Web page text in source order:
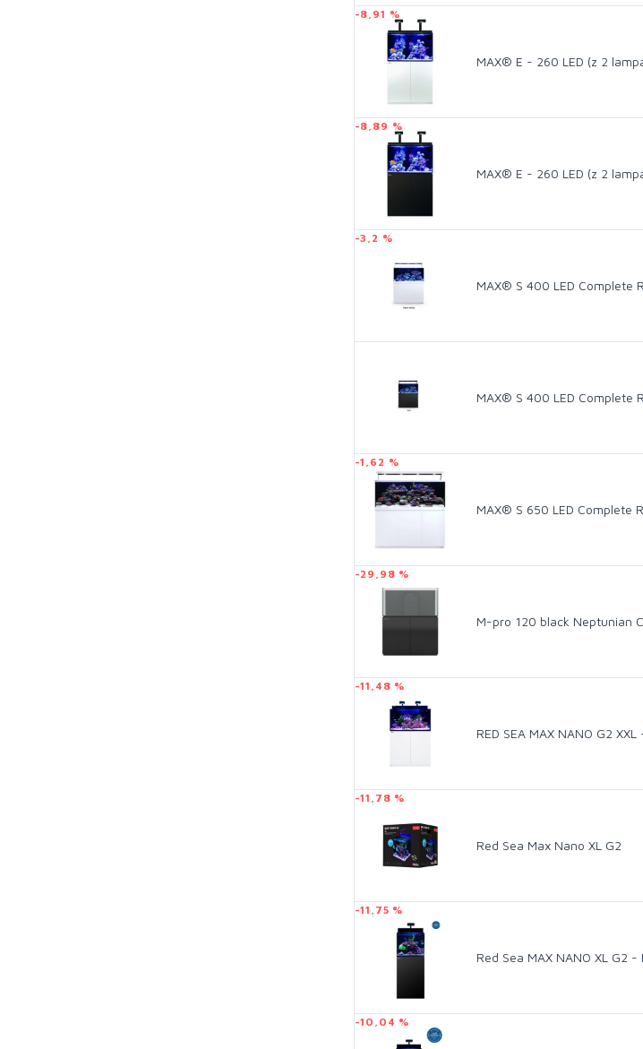
-8,91 %
MAX® E - 260 LED (z 2
-8,89 %
MAX® E - 260 LED (z 2
-3,2 %
MAX® S 400 LED Complete
MAX® S 400 LED Complete
-1,62 %
MAX® S 650 LED Complete
-29,98 %
M-pro 120 black Neptunian
-11,48 %
RED SEA MAX NANO G2
-11,78 %
Red Sea Max Nano XL G2
-11,75 %
Red Sea MAX NANO XL G2 -
-10,04 %